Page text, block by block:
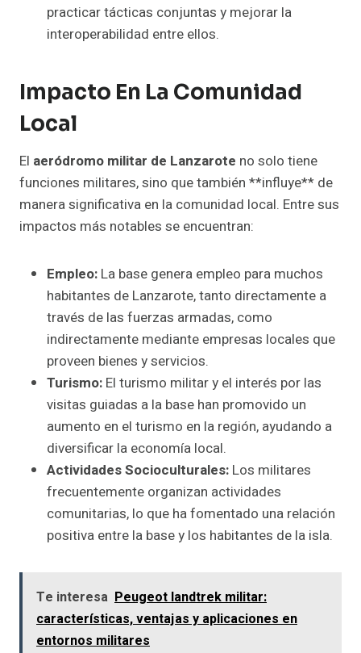
practicar tácticas conjuntas y mejorar la
interoperabilidad entre ellos.
Impacto En La Comunidad
Local
El aeródromo militar de Lanzarote no solo tiene
funciones militares, sino que también **influye** de
manera significativa en la comunidad local. Entre sus
impactos más notables se encuentran:
Empleo: La base genera empleo para muchos
habitantes de Lanzarote, tanto directamente a
través de las fuerzas armadas, como
indirectamente mediante empresas locales que
proveen bienes y servicios.
Turismo: El turismo militar y el interés por las
visitas guiadas a la base han promovido un
aumento en el turismo en la región, ayudando a
diversificar la economía local.
Actividades Socioculturales: Los militares
frecuentemente organizan actividades
comunitarias, lo que ha fomentado una relación
positiva entre la base y los habitantes de la isla.
Te interesa Peugeot landtrek militar:
características, ventajas y aplicaciones en
entornos militares